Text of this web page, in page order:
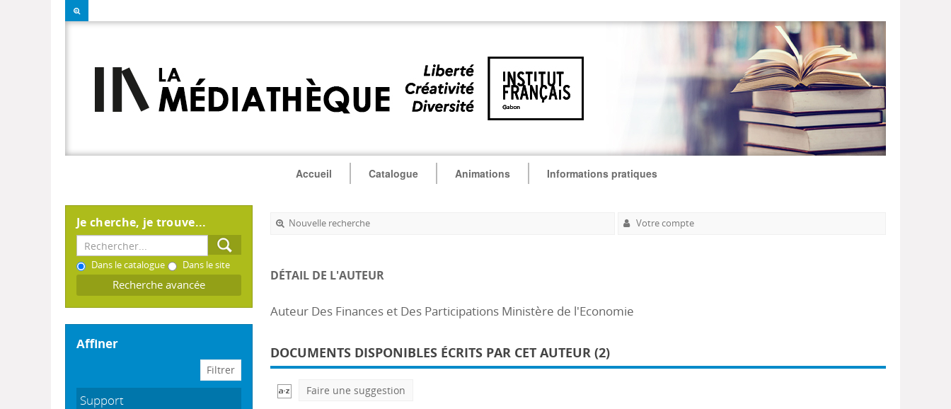
Accueil Catalogue Animations Informations pratiques
Je cherche, je trouve...
Dans le catalogue Dans le site
Recherche avancée
affiner
Support
Nouvelle recherche Votre compte
DÉTAIL DE L'AUTEUR
Auteur Des Finances et Des Participations Ministère de l'Economie
DOCUMENTS DISPONIBLES ÉCRITS PAR CET AUTEUR (2)
Faire une suggestion